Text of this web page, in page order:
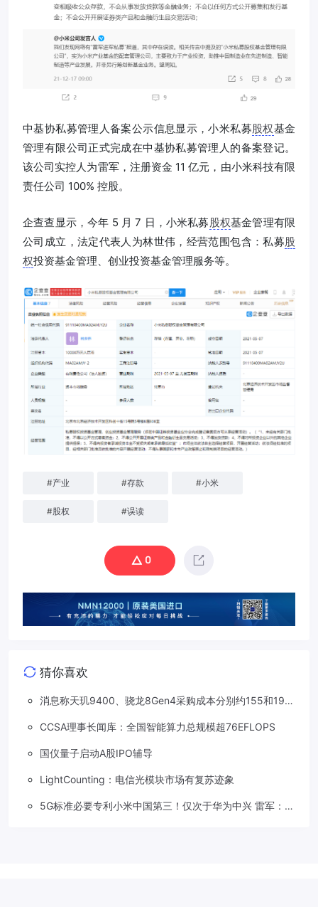
中基协私募管理人备案公示信息显示，小米私募股权基金
管理有限公司正式完成在中基协私募管理人的备案登记。
该公司实控人为雷军，注册资金 11 亿元，由小米科技有限
责任公司 100% 控股。
企查查显示，今年 5 月 7 日，小米私募 股权基金管理有限
公司成立，法定代表人为林世伟，经营范围包含：私募股
权投资基金管理、创业投资基金管理服务等。
#产业 #存款 #小米
#股权 #误读
0
猜你喜欢
消息称天玑9400、骁龙8Gen4采购成本分别约155和190
CCSA理事长闻库：全国智能算力总规模超76EFLOPS
国仪量子启动A股IPO辅导
LightCounting：电信光模块市场有复苏迹象
5G标准必要专利小米中国第三！仅次于华为中兴 雷军：继